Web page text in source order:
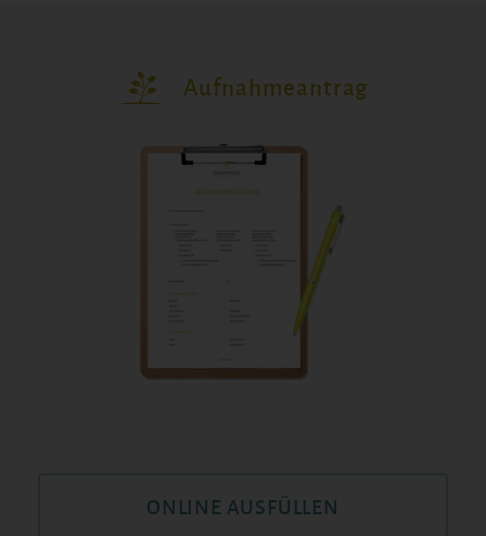
Aufnahmeantrag
ONLINE AUSFÜLLEN